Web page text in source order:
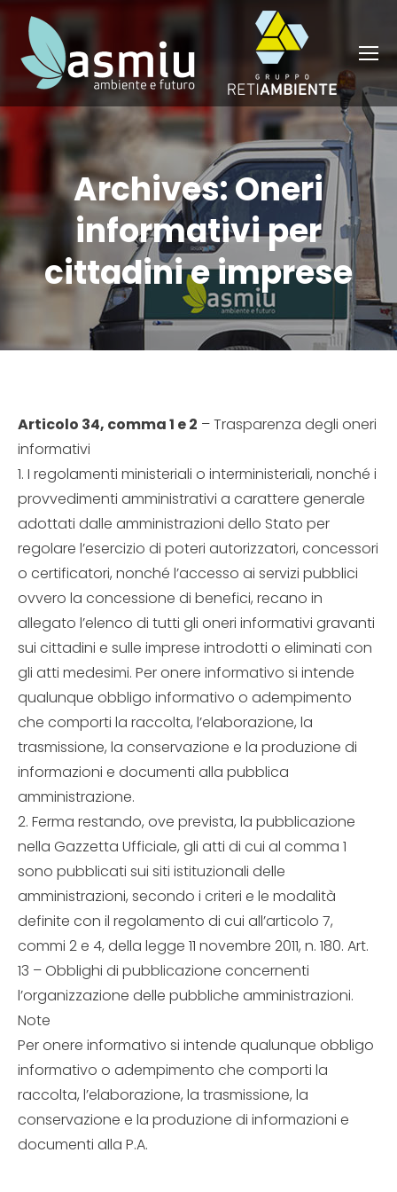
Archives:Oneri
informativi per
cittadini e imprese
You are here:
Articolo 34, comma 1 e 2 – Trasparenza degli oneri
informativi
1. I regolamenti ministeriali o interministeriali, nonché i
provvedimenti amministrativi a carattere generale
adottati dalle amministrazioni dello Stato per
regolare l’esercizio di poteri autorizzatori, concessori
o certificatori, nonché l’accesso ai servizi pubblici
ovvero la concessione di benefici, recano in
allegato l’elenco di tutti gli oneri informativi gravanti
sui cittadini e sulle imprese introdotti o eliminati con
gli atti medesimi. Per onere informativo si intende
qualunque obbligo informativo o adempimento
che comporti la raccolta, l’elaborazione, la
trasmissione, la conservazione e la produzione di
informazioni e documenti alla pubblica
amministrazione.
2. Ferma restando, ove prevista, la pubblicazione
nella Gazzetta Ufficiale, gli atti di cui al comma 1
sono pubblicati sui siti istituzionali delle
amministrazioni, secondo i criteri e le modalità
definite con il regolamento di cui all’articolo 7,
commi 2 e 4, della legge 11 novembre 2011, n. 180. Art.
13 – Obblighi di pubblicazione concernenti
l’organizzazione delle pubbliche amministrazioni.
Note
Per onere informativo si intende qualunque obbligo
informativo o adempimento che comporti la
raccolta, l’elaborazione, la trasmissione, la
conservazione e la produzione di informazioni e
documenti alla P.A.